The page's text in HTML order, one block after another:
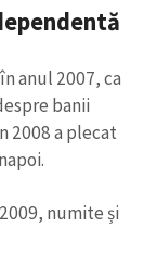
anul 2007, ca
banii
2008 a plecat
numite și